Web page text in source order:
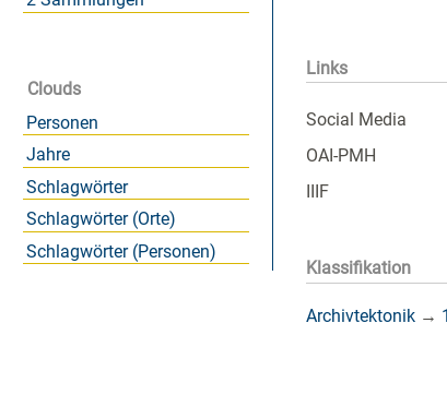
Clouds
Personen
Jahre
Schlagwörter
Schlagwörter (Orte)
Schlagwörter (Personen)
Links
Social Media
OAI-PMH
IIIF
Klassifikation
Archivtektonik →